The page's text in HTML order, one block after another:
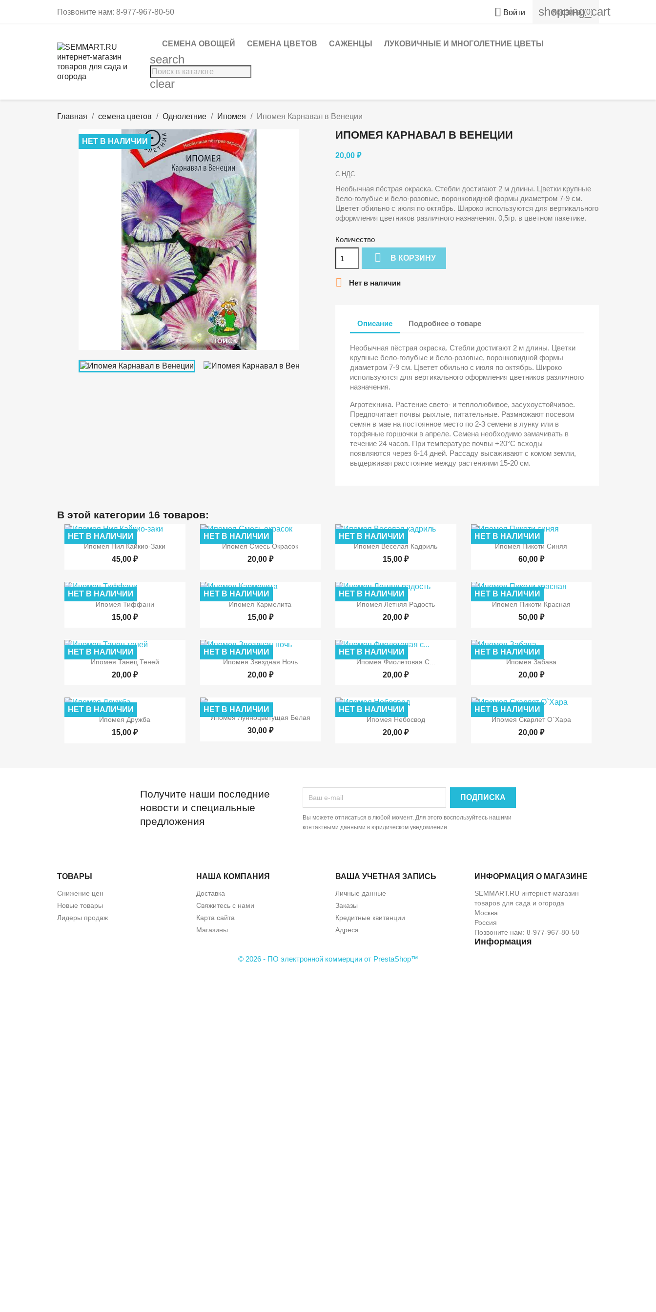
Позвоните нам: 8-977-967-80-50  Войти shopping_cart
Корзина (0)
СЕМЕНА ОВОЩЕЙ СЕМЕНА ЦВЕТОВ САЖЕНЦЫ ЛУКОВИЧНЫЕ И МНОГОЛЕТНИЕ ЦВЕТЫ
search
clear
Главная семена цветов Однолетние Ипомея Ипомея Карнавал в Венеции
НЕТ В НАЛИЧИИ
ИПОМЕЯ КАРНАВАЛ В ВЕНЕЦИИ
20,00 ₽
С НДС
Необычная пёстрая окраска. Стебли достигают 2 м длины. Цветки крупные
бело-голубые и бело-розовые, воронковидной формы диаметром 7-9 см.
Цветет обильно с июля по октябрь. Широко используются для вертикального
оформления цветников различного назначения. 0,5гр. в цветном пакетике.
Количество
 В КОРЗИНУ
 Нет в наличии
Описание Подробнее о товаре
Необычная пёстрая окраска. Стебли достигают 2 м длины. Цветки
крупные бело-голубые и бело-розовые, воронковидной формы
диаметром 7-9 см. Цветет обильно с июля по октябрь. Широко
используются для вертикального оформления цветников различного
назначения.
Агротехника. Растение свето- и теплолюбивое, засухоустойчивое.
Предпочитает почвы рыхлые, питательные. Размножают посевом
семян в мае на постоянное место по 2-3 семени в лунку или в
торфяные горшочки в апреле. Семена необходимо замачивать в
течение 24 часов. При температуре почвы +20°С всходы
появляются через 6-14 дней. Рассаду высаживают с комом земли,
выдерживая расстояние между растениями 15-20 см.
В этой категории 16 товаров:
 Быстрый просмотр
Ипомея Нил Кайкио-Заки
45,00 ₽
НЕТ В НАЛИЧИИ
 Быстрый просмотр
Ипомея Смесь Окрасок
20,00 ₽
НЕТ В НАЛИЧИИ
 Быстрый просмотр
Ипомея Веселая Кадриль
15,00 ₽
НЕТ В НАЛИЧИИ
 Быстрый просмотр
Ипомея Пикоти Синяя
60,00 ₽
НЕТ В НАЛИЧИИ
 Быстрый просмотр
Ипомея Тиффани
15,00 ₽
НЕТ В НАЛИЧИИ
 Быстрый просмотр
Ипомея Кармелита
15,00 ₽
НЕТ В НАЛИЧИИ
 Быстрый просмотр
Ипомея Летняя Радость
20,00 ₽
НЕТ В НАЛИЧИИ
 Быстрый просмотр
Ипомея Пикоти Красная
50,00 ₽
НЕТ В НАЛИЧИИ
 Быстрый просмотр
Ипомея Танец Теней
20,00 ₽
НЕТ В НАЛИЧИИ
 Быстрый просмотр
Ипомея Звездная Ночь
20,00 ₽
НЕТ В НАЛИЧИИ
 Быстрый просмотр
Ипомея Фиолетовая С...
20,00 ₽
НЕТ В НАЛИЧИИ
 Быстрый просмотр
Ипомея Забава
20,00 ₽
НЕТ В НАЛИЧИИ
 Быстрый просмотр
Ипомея Дружба
15,00 ₽
НЕТ В НАЛИЧИИ  Быстрый просмотр
Ипомея Лунноцветущая Белая
30,00 ₽
НЕТ В НАЛИЧИИ
 Быстрый просмотр
Ипомея Небосвод
20,00 ₽
НЕТ В НАЛИЧИИ
 Быстрый просмотр
Ипомея Скарлет О`Хара
20,00 ₽
НЕТ В НАЛИЧИИ
Получите наши последние
новости и специальные
предложения
Вы можете отписаться в любой момент. Для этого воспользуйтесь нашими
контактными данными в юридическом уведомлении.
ТОВАРЫ
Снижение цен
Новые товары
Лидеры продаж
НАША КОМПАНИЯ
Доставка
Свяжитесь с нами
Карта сайта
Магазины
ВАША УЧЕТНАЯ ЗАПИСЬ
Личные данные
Заказы
Кредитные квитанции
Адреса
ИНФОРМАЦИЯ О МАГАЗИНЕ
SEMMART.RU интернет-магазин
товаров для сада и огорода
Москва
Россия
Позвоните нам: 8-977-967-80-50
Информация
© 2026 - ПО электронной коммерции от PrestaShop™